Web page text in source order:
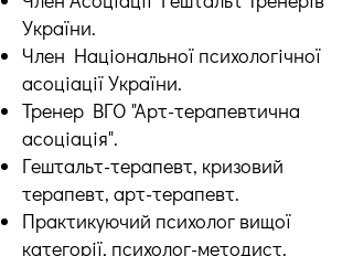
України.
Член Національної психологічної
асоціації України.
Тренер ВГО "Арт-терапевтична
асоціація".
Гештальт-терапевт, кризовий
терапевт, арт-терапевт.
Практикуючий психолог вищої
категорії, психолог-методист.